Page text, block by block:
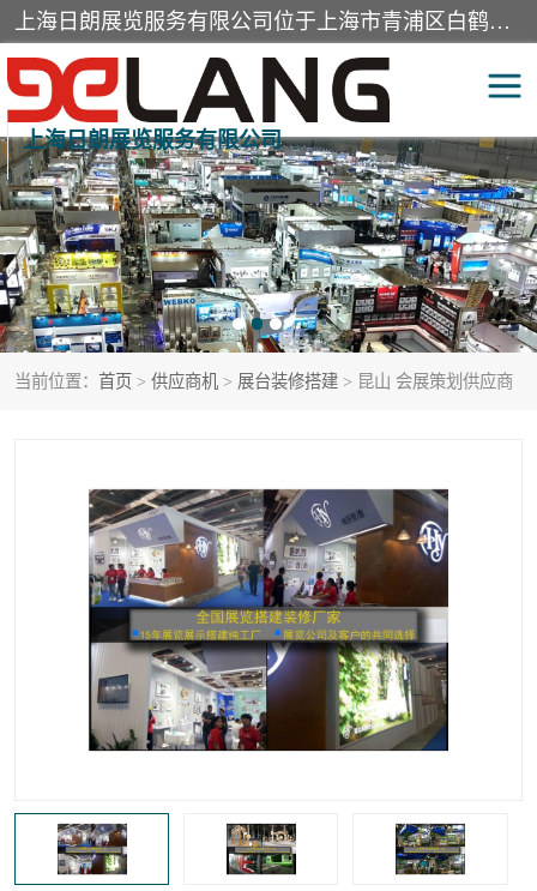
上海日朗展览服务有限公司位于上海市青浦区白鹤镇，营业范围有展览展示会务服务，室内装饰设计及施工，展示道具设计制作，舞台设计，图文设计，灯箱制作，园林绿化工程，广告装潢材料，建筑材料，办公用品，工艺礼品日用百货销售。
上海日朗展览服务有限公司
当前位置： 首页 > 供应商机 > 展台装修搭建 > 昆山 会展策划供应商
展台装修搭建 活动会议执行
展厅装修 专柜制作
展会装修设计 展会搭建
活动策划 展会服务